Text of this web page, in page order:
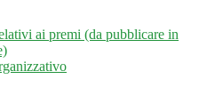
ai premi (da pubblicare in